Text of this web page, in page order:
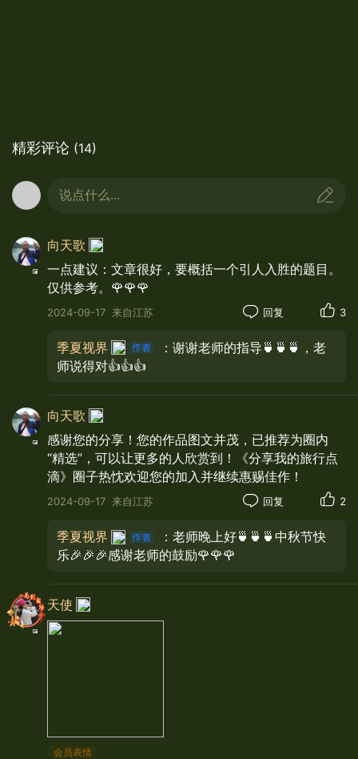
山竞形，拉日玛峰（海拔4500米）和沃特神山，隔
喀木道的门户，且地势险要，谷幽峡长，盆地平
缓，牧草青翠。该地区自古就是战略要地，是游牧
民族通向陇南、川西和青海的咽喉要道，自古乃兵
家必争之地，有"欲得河曲，先占贡赛"之说。
精彩评论 (14)
说点什么...
向天歌
一点建议：文章很好，要概括一个引人入胜的题目。
仅供参考。🌹🌹🌹
2024-09-17 来自江苏 回复 3
季夏视界
：谢谢老师的指导🍵🍵🍵，老
师说得对👍👍👍
向天歌
感谢您的分享！您的作品图文并茂，已推荐为圈内
“精选”，可以让更多的人欣赏到！《分享我的旅行点
滴》圈子热忱欢迎您的加入并继续惠赐佳作！
2024-09-17 来自江苏 回复 2
季夏视界
：老师晚上好🍵🍵🍵中秋节快
乐🎉🎉🎉感谢老师的鼓励🌹🌹🌹
天使
会员表情